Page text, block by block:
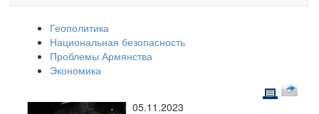
Геополитика
Национальная безопасность
Проблемы Армянства
Экономика
05.11.2023